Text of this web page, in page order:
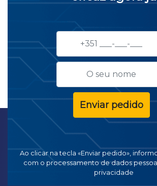
Enviar pedido
Ao clicar na tecla «Enviar pedido»,
com o processamento de dados
privacidade